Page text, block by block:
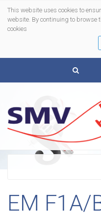
This website uses cookies to
website. By continuing to browse
cookies
EM F1A/